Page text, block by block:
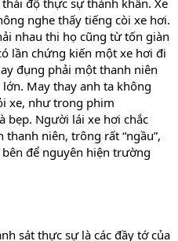
độ thực sự thành khẩn. Xe
nghe thấy tiếng còi xe hơi.
nhau thi họ cũng từ tốn giàn
lần chứng kiến một xe hơi đi
đụng phải một thanh niên
May thay anh ta không
xe, như trong phim
bẹp. Người lái xe hơi chắc
thanh niên, trông rất “ngầu”,
để nguyên hiện trường
sát thực sự là các đầy tớ của